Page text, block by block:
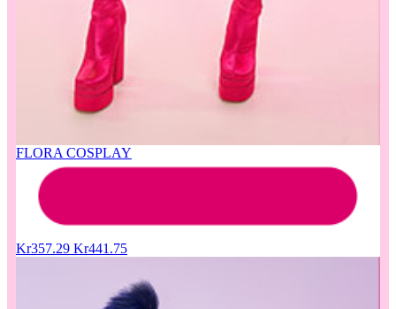
FLORA COSPLAY
Kr357.29 Kr441.75